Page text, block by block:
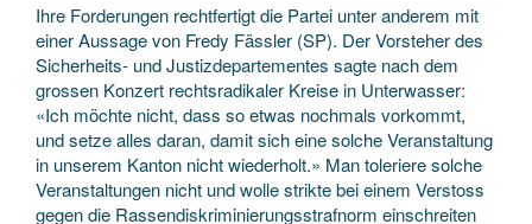
Ihre Forderungen rechtfertigt die Partei unter anderem mit
einer Aussage von Fredy Fässler (SP). Der Vorsteher des
Sicherheits- und Justizdepartementes sagte nach dem
grossen Konzert rechtsradikaler Kreise in Unterwasser:
«Ich möchte nicht, dass so etwas nochmals vorkommt,
und setze alles daran, damit sich eine solche Veranstaltung
in unserem Kanton nicht wiederholt.» Man toleriere solche
Veranstaltungen nicht und wolle strikte bei einem Verstoss
gegen die Rassendiskriminierungsstrafnorm einschreiten